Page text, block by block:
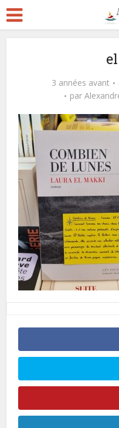
3 années avant
par